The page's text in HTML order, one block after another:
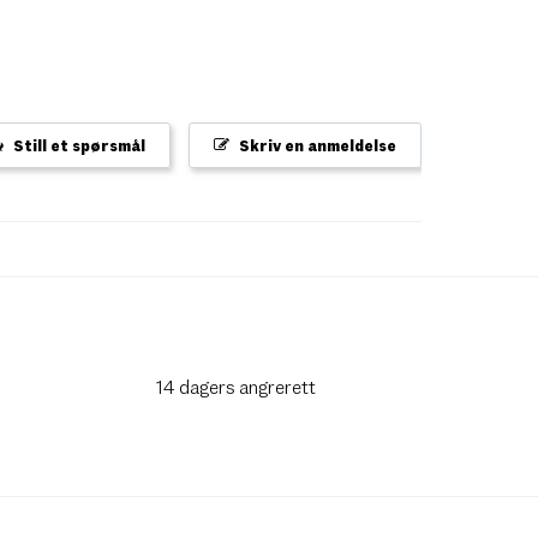
Skriv en anmeldelse
Still et spørsmål
14 dagers angrerett